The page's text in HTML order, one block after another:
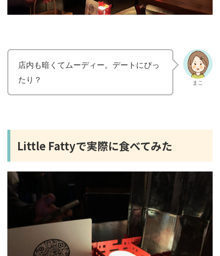
店内も暗くてムーディー。デートにぴっ
たり？
まこ
Little Fattyで実際に食べてみた